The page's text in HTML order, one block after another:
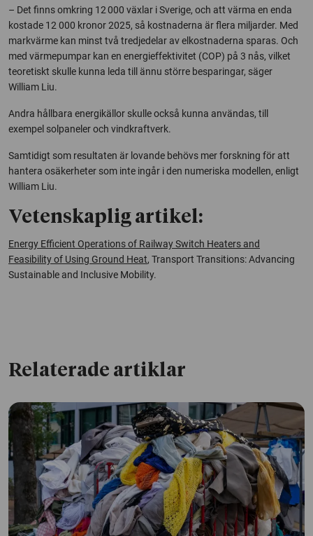
– Det finns omkring 12 000 växlar i Sverige, och att värma en enda
kostade 12 000 kronor 2025, så kostnaderna är flera miljarder. Med
markvärme kan minst två tredjedelar av elkostnaderna sparas. Och
med värmepumpar kan en energieffektivitet (COP) på 3 nås, vilket
teoretiskt skulle kunna leda till ännu större besparingar, säger
William Liu.
Andra hållbara energikällor skulle också kunna användas, till
exempel solpaneler och vindkraftverk.
Samtidigt som resultaten är lovande behövs mer forskning för att
hantera osäkerheter som inte ingår i den numeriska modellen, enligt
William Liu.
Vetenskaplig artikel:
Energy Efficient Operations of Railway Switch Heaters and
Feasibility of Using Ground Heat, Transport Transitions: Advancing
Sustainable and Inclusive Mobility.
Relaterade artiklar